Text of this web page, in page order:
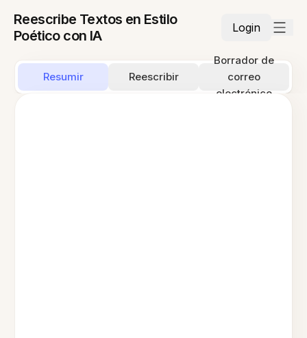
Reescribe Textos en Estilo
Poético con IA
Login
Resumir Reescribir
Borrador de
correo
electrónico